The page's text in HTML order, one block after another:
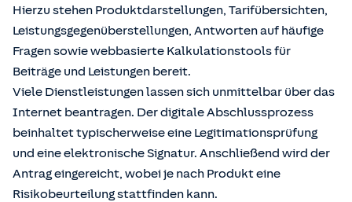
Hierzu stehen Produktdarstellungen, Tarifübersichten,
Leistungsgegenüberstellungen, Antworten auf häufige
Fragen sowie webbasierte Kalkulationstools für
Beiträge und Leistungen bereit.
Viele Dienstleistungen lassen sich unmittelbar über das
Internet beantragen. Der digitale Abschlussprozess
beinhaltet typischerweise eine Legitimationsprüfung
und eine elektronische Signatur. Anschließend wird der
Antrag eingereicht, wobei je nach Produkt eine
Risikobeurteilung stattfinden kann.